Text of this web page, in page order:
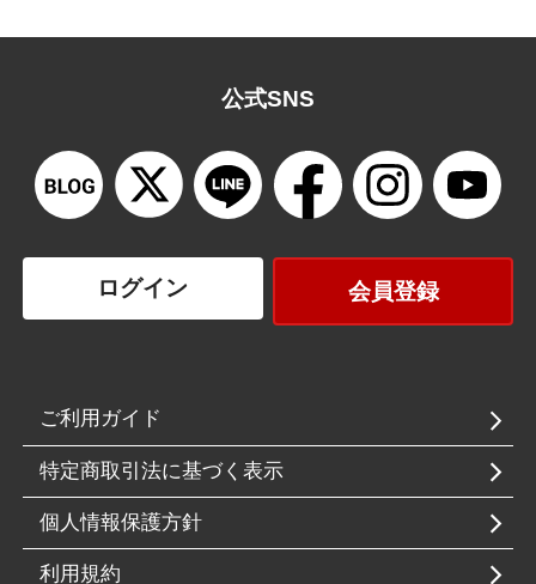
公式SNS
ログイン 会員登録
ご利用ガイド
特定商取引法に基づく表示
個人情報保護方針
利用規約